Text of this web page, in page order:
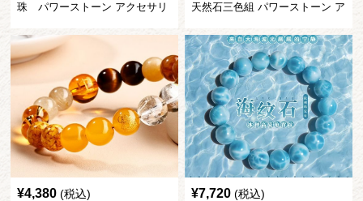
珠 パワーストーン アクセサリ
天然石三色組 パワーストーン ア
¥4,380 (税込) ¥7,720 (税込)